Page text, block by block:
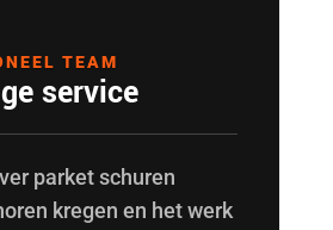
TEAM
service
parket schuren
kregen en het werk